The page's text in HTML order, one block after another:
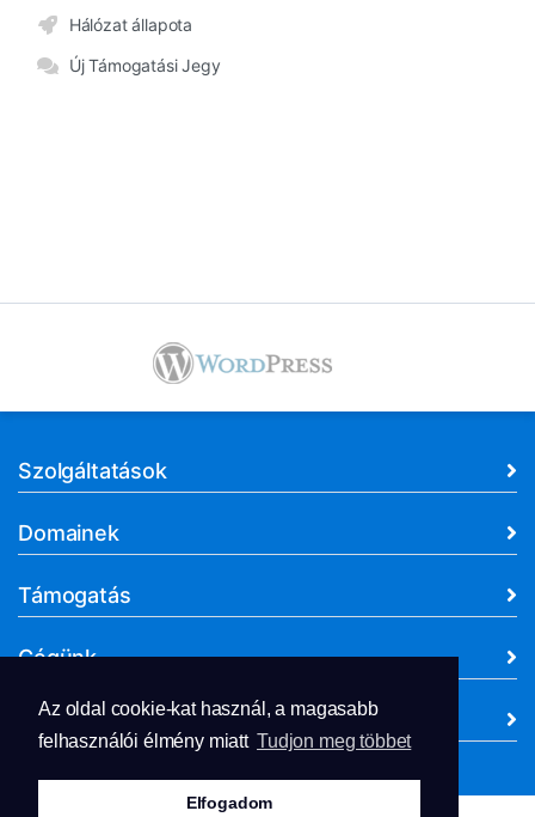
Az oldal cookie-kat használ, a magasabb
felhasználói élmény miatt Tudjon meg többet
Elfogadom
Hálózat állapota
Új Támogatási Jegy
Szolgáltatások
Domainek
Támogatás
Cégünk
Dokumentumok